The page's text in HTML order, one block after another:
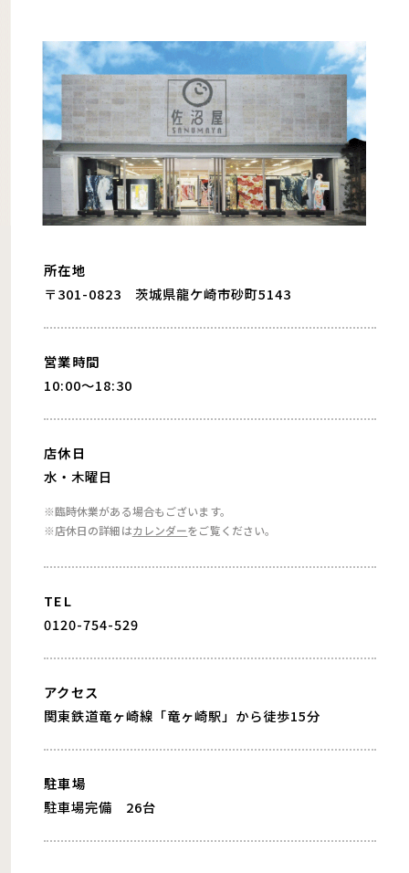
所在地
〒301-0823 茨城県龍ケ崎市砂町5143
営業時間
10:00〜18:30
店休日
水・木曜日
※臨時休業がある場合もございます。
※店休日の詳細はカレンダーをご覧ください。
TEL
0120-754-529
アクセス
関東鉄道竜ヶ崎線「竜ヶ崎駅」から徒歩15分
駐車場
駐車場完備 26台